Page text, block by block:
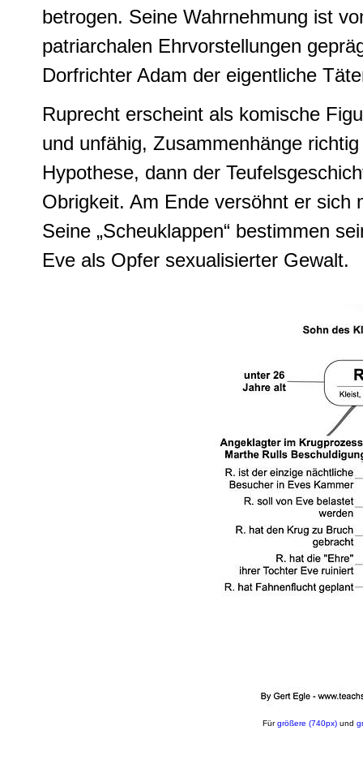
betrogen. Seine Wahrnehmung ist
patriarchalen Ehrvorstellungen
Dorfrichter Adam der eigentliche
Ruprecht erscheint als komische
und unfähig, Zusammenhänge
Hypothese, dann der
Obrigkeit. Am Ende versöhnt er sich
Seine „Scheuklappen“ bestimmen
Eve als Opfer sexualisierter Gewalt.
Fürgrößere (740px) und